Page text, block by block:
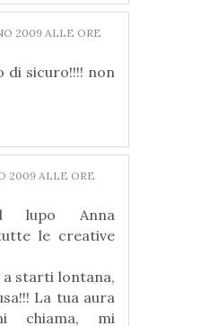
2009 ALLE ORE
di sicuro!!!! non
2009 ALLE ORE
lupo Anna
le creative
starti lontana,
La tua aura
chiama, mi